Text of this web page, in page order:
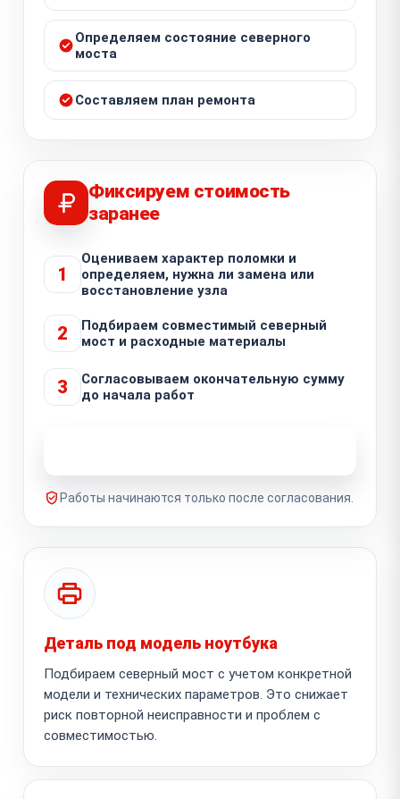
Определяем состояние северного
моста
Составляем план ремонта
Фиксируем стоимость
заранее
1
Оцениваем характер поломки и
определяем, нужна ли замена или
восстановление узла
2
Подбираем совместимый северный
мост и расходные материалы
3
Согласовываем окончательную сумму
до начала работ
Работы начинаются только после согласования.
Деталь под модель ноутбука
Подбираем северный мост с учетом конкретной
модели и технических параметров. Это снижает
риск повторной неисправности и проблем с
совместимостью.